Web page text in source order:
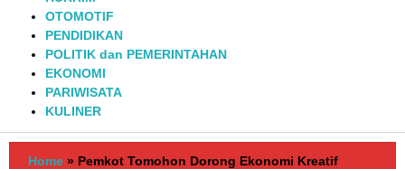
OTOMOTIF
PENDIDIKAN
POLITIK dan PEMERINTAHAN
EKONOMI
PARIWISATA
KULINER
Home » Pemkot Tomohon Dorong Ekonomi Kreatif